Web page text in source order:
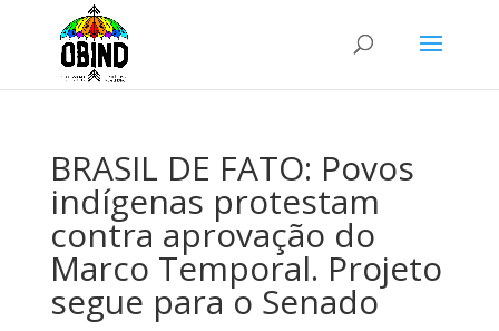
BRASIL DE FATO: Povos
indígenas protestam
contra aprovação do
Marco Temporal. Projeto
segue para o Senado